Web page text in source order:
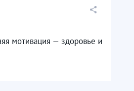
мотивация — здоровье и